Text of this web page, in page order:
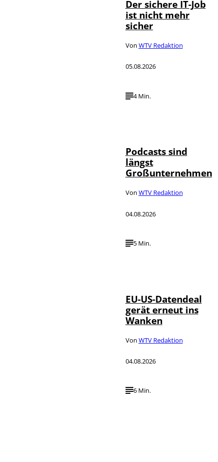
Der sichere IT-Job
ist nicht mehr
sicher
Von WTV Redaktion
05.08.2026
4 Min.
Podcasts sind
längst
Großunternehmen
Von WTV Redaktion
04.08.2026
5 Min.
EU-US-Datendeal
gerät erneut ins
Wanken
Von WTV Redaktion
04.08.2026
6 Min.